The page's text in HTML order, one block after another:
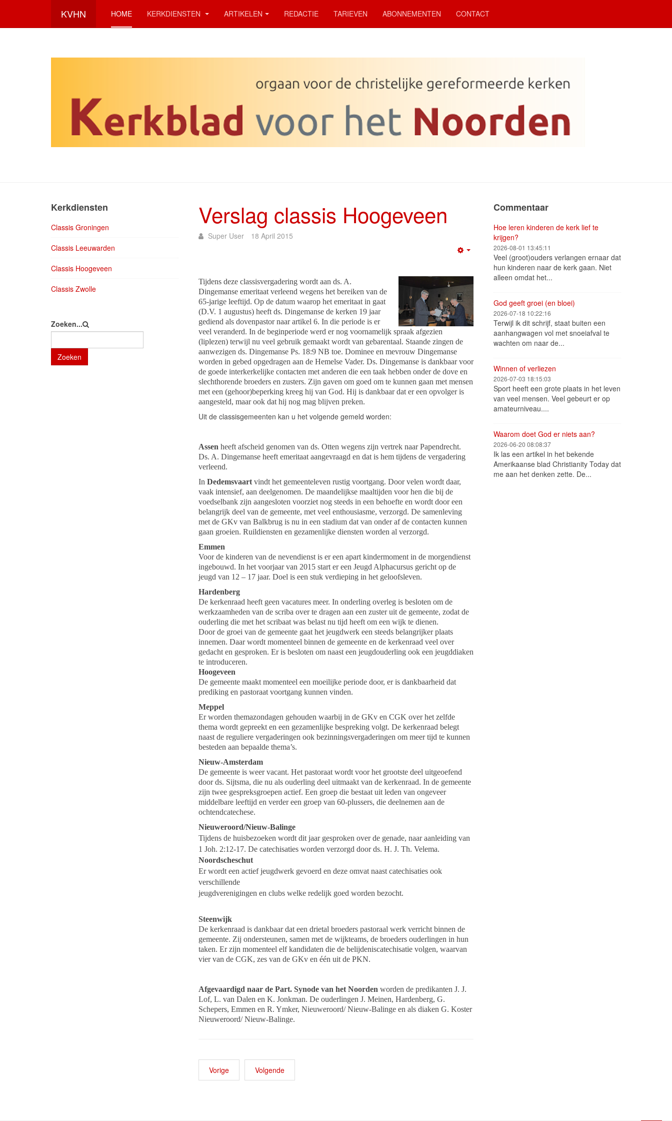
KVHN HOME KERKDIENSTEN ARTIKELEN REDACTIE TARIEVEN ABONNEMENTEN CONTACT
Verslag classis Hoogeveen
Super User 18 April 2015
Tijdens deze classisvergadering wordt aan ds. A.
Dingemanse emeritaat verleend wegens het bereiken van de
65-jarige leeftijd. Op de datum waarop het emeritaat in gaat
(D.V. 1 augustus) heeft ds. Dingemanse de kerken 19 jaar
gediend als dovenpastor naar artikel 6. In die periode is er
veel veranderd. In de beginperiode werd er nog voornamelijk spraak afgezien
(liplezen) terwijl nu veel gebruik gemaakt wordt van gebarentaal. Staande zingen de
aanwezigen ds. Dingemanse Ps. 18:9 NB toe. Dominee en mevrouw Dingemanse
worden in gebed opgedragen aan de Hemelse Vader. Ds. Dingemanse is dankbaar voor
de goede interkerkelijke contacten met anderen die een taak hebben onder de dove en
slechthorende broeders en zusters. Zijn gaven om goed om te kunnen gaan met mensen
met een (gehoor)beperking kreeg hij van God. Hij is dankbaar dat er een opvolger is
aangesteld, maar ook dat hij nog mag blijven preken.
Uit de classisgemeenten kan u het volgende gemeld worden:
Assen heeft afscheid genomen van ds. Otten wegens zijn vertrek naar Papendrecht.
Ds. A. Dingemanse heeft emeritaat aangevraagd en dat is hem tijdens de vergadering
verleend.
In Dedemsvaart vindt het gemeenteleven rustig voortgang. Door velen wordt daar,
vaak intensief, aan deelgenomen. De maandelijkse maaltijden voor hen die bij de
voedselbank zijn aangesloten voorziet nog steeds in een behoefte en wordt door een
belangrijk deel van de gemeente, met veel enthousiasme, verzorgd. De samenleving
met de GKv van Balkbrug is nu in een stadium dat van onder af de contacten kunnen
gaan groeien. Ruildiensten en gezamenlijke diensten worden al verzorgd.
Emmen
Voor de kinderen van de nevendienst is er een apart kindermoment in de morgendienst
ingebouwd. In het voorjaar van 2015 start er een Jeugd Alphacursus gericht op de
jeugd van 12 – 17 jaar. Doel is een stuk verdieping in het geloofsleven.
Hardenberg
De kerkenraad heeft geen vacatures meer. In onderling overleg is besloten om de
werkzaamheden van de scriba over te dragen aan een zuster uit de gemeente, zodat de
ouderling die met het scribaat was belast nu tijd heeft om een wijk te dienen.
Door de groei van de gemeente gaat het jeugdwerk een steeds belangrijker plaats
innemen. Daar wordt momenteel binnen de gemeente en de kerkenraad veel over
gedacht en gesproken. Er is besloten om naast een jeugdouderling ook een jeugddiaken
te introduceren.
Hoogeveen
De gemeente maakt momenteel een moeilijke periode door, er is dankbaarheid dat
prediking en pastoraat voortgang kunnen vinden.
Meppel
Er worden themazondagen gehouden waarbij in de GKv en CGK over het zelfde
thema wordt gepreekt en een gezamenlijke bespreking volgt. De kerkenraad belegt
naast de reguliere vergaderingen ook bezinningsvergaderingen om meer tijd te kunnen
besteden aan bepaalde thema’s.
Nieuw-Amsterdam
De gemeente is weer vacant. Het pastoraat wordt voor het grootste deel uitgeoefend
door ds. Sijtsma, die nu als ouderling deel uitmaakt van de kerkenraad. In de gemeente
zijn twee gespreksgroepen actief. Een groep die bestaat uit leden van ongeveer
middelbare leeftijd en verder een groep van 60-plussers, die deelnemen aan de
ochtendcatechese.
Nieuweroord/Nieuw-Balinge
Tijdens de huisbezoeken wordt dit jaar gesproken over de genade, naar aanleiding van
1 Joh. 2:12-17. De catechisaties worden verzorgd door ds. H. J. Th. Velema.
Noordscheschut
Er wordt een actief jeugdwerk gevoerd en deze omvat naast catechisaties ook
verschillende
jeugdverenigingen en clubs welke redelijk goed worden bezocht.
Steenwijk
De kerkenraad is dankbaar dat een drietal broeders pastoraal werk verricht binnen de
gemeente. Zij ondersteunen, samen met de wijkteams, de broeders ouderlingen in hun
taken. Er zijn momenteel elf kandidaten die de belijdeniscatechisatie volgen, waarvan
vier van de CGK, zes van de GKv en één uit de PKN.
Afgevaardigd naar de Part. Synode van het Noorden worden de predikanten J. J.
Lof, L. van Dalen en K. Jonkman. De ouderlingen J. Meinen, Hardenberg, G.
Schepers, Emmen en R. Ymker, Nieuweroord/ Nieuw-Balinge en als diaken G. Koster
Nieuweroord/ Nieuw-Balinge.
Vorige Volgende
Kerkdiensten
Classis Groningen
Classis Leeuwarden
Classis Hoogeveen
Classis Zwolle
Zoeken...
Zoeken
Commentaar
Hoe leren kinderen de kerk lief te
krijgen?
2026-08-01 13:45:11
Veel (groot)ouders verlangen ernaar dat
hun kinderen naar de kerk gaan. Niet
alleen omdat het...
God geeft groei (en bloei)
2026-07-18 10:22:16
Terwijl ik dit schrijf, staat buiten een
aanhangwagen vol met snoeiafval te
wachten om naar de...
Winnen of verliezen
2026-07-03 18:15:03
Sport heeft een grote plaats in het leven
van veel mensen. Veel gebeurt er op
amateurniveau....
Waarom doet God er niets aan?
2026-06-20 08:08:37
Ik las een artikel in het bekende
Amerikaanse blad Christianity Today dat
me aan het denken zette. De...